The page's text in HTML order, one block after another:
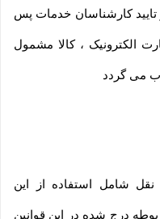
کارشناسان خدمات پس
الکترونیک ، کالا مشمول
شامل استفاده از این
درج شده در این قوانین